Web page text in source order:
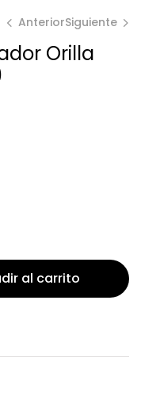
AnteriorSiguiente
Orilla
al carrito